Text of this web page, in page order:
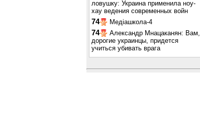
ловушку: Украина применила ноу-
хау ведения современных войн
74 Медіашкола-4
74
Александр Мнацаканян: Вам,
дорогие украинцы, придется
учиться убивать врага